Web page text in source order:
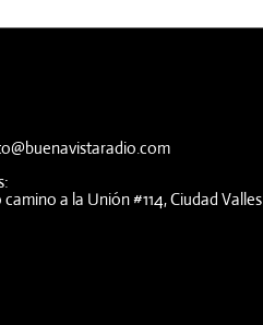
a la Unión #114, Ciudad Valles